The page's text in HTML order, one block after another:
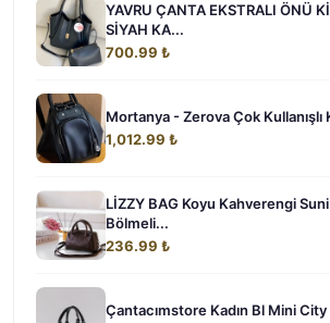
YAVRU ÇANTA EKSTRALI ÖNÜ
SİYAH KA...
700.99 ₺
Mortanya - Zerova Çok Kullanışlı
1,012.99 ₺
LİZZY BAG Koyu Kahverengi
Bölmeli...
236.99 ₺
Çantacımstore Kadın Bl Mini